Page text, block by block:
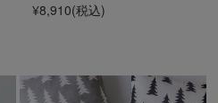
¥8,910(税込)